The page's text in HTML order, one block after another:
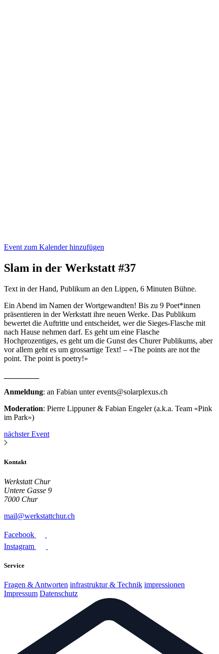
Event zum Kalender hinzufügen
Slam in der Werkstatt #37
Text in der Hand, Publikum an den Lippen, 6 Minuten Bühne.
Ein Abend im Namen der Wortgewandten! Bis zu 9 Poet*innen
präsentieren in der Werkstatt ihre neuen Werke. Das Publikum
bewertet die Auftritte und entscheidet, wer die Sieges-Flasche mit
nach Hause nehmen darf. Es geht um eine Flasche
Hochprozentiges, es geht um die Gunst des Churer Publikums, aber
vor allem geht es um grossartige Text! – «The points are not the
point. The point is poetry!»
Anmeldung: an Fabian unter events@solarplexus.ch
Moderation: Pierre Lippuner & Fabian Engeler (a.k.a. Team «Pink
im Park»)
nächster Event
Kontakt
Werkstatt Chur
Untere Gasse 9
7000 Chur
mail@werkstattchur.ch
Facebook
Instagram
Service
Fragen & Antworten infrastruktur & Technik impressionen
Impressum Datenschutz